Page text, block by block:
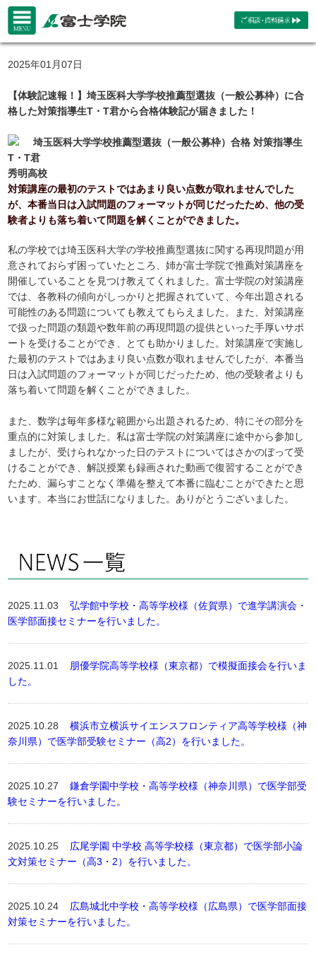
2025年01月07日
【体験記速報！】埼玉医科大学学校推薦型選抜（一般公募枠）に合
格した対策指導生T・T君から合格体験記が届きました！
埼玉医科大学学校推薦型選抜（一般公募枠）合格 対策指導生
T・T君
秀明高校
対策講座の最初のテストではあまり良い点数が取れませんでした
が、本番当日は入試問題のフォーマットが同じだったため、他の受
験者よりも落ち着いて問題を解くことができました。
私の学校では埼玉医科大学の学校推薦型選抜に関する再現問題が用
意されておらず困っていたところ、姉が富士学院で推薦対策講座を
開催していることを見つけ教えてくれました。富士学院の対策講座
では、各教科の傾向がしっかりと把握されていて、今年出題される
可能性のある問題についても教えてもらえました。また、対策講座
で扱った問題の類題や数年前の再現問題の提供といった手厚いサポ
ートを受けることができ、とても助かりました。対策講座で実施し
た最初のテストではあまり良い点数が取れませんでしたが、本番当
日は入試問題のフォーマットが同じだったため、他の受験者よりも
落ち着いて問題を解くことができました。
また、数学は毎年多様な範囲から出題されるため、特にその部分を
重点的に対策しました。私は富士学院の対策講座に途中から参加し
ましたが、受けられなかった日のテストについてはさかのぼって受
けることができ、解説授業も録画された動画で復習することができ
たため、漏らすことなく準備を整えて本番に臨むことができたと思
います。本当にお世話になりました。ありがとうございました。
2025.11.03弘学館中学校・高等学校様（佐賀県）で進学講演会・
医学部面接セミナーを行いました。
2025.11.01
朋優学院高等学校様（東京都）で模擬面接会を行いま
した。
2025.10.28横浜市立横浜サイエンスフロンティア高等学校様（神
奈川県）で医学部受験セミナー（高2）を行いました。
2025.10.27鎌倉学園中学校・高等学校様（神奈川県）で医学部受
験セミナーを行いました。
2025.10.25 広尾学園 中学校 高等学校様（東京都）で医学部小論
文対策セミナー（高3・2）を行いました。
2025.10.24 広島城北中学校・高等学校様（広島県）で医学部面接
対策セミナーを行いました。